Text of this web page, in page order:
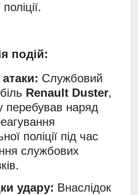
подій:
Службовий
Renault Duster,
перебував наряд
поліції під час
службових
удару: Внаслідок